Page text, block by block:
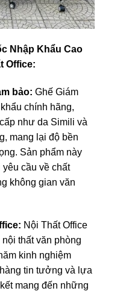
Nhập Khẩu Cao
Office:
bảo: Ghế Giám
chính hãng,
như da Simili và
mang lại độ bền
Sản phẩm này
cầu về chất
không gian văn
Nội Thất Office
thất văn phòng
kinh nghiệm
tin tưởng và lựa
mang đến những